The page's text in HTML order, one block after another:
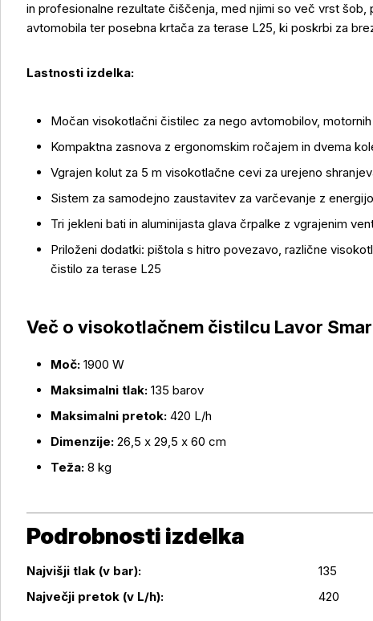
in profesionalne rezultate čiščenja, med njimi so več vrst šob,
avtomobila ter posebna krtača za terase L25, ki poskrbi za
Lastnosti izdelka:
Močan visokotlačni čistilec za nego avtomobilov,
Kompaktna zasnova z ergonomskim ročajem in dvema
Vgrajen kolut za 5 m visokotlačne cevi za urejeno
Sistem za samodejno zaustavitev za varčevanje z energijo
Tri jekleni bati in aluminijasta glava črpalke z vgrajenim
Priloženi dodatki: pištola s hitro povezavo, različne
čistilo za terase L25
Več o visokotlačnem čistilcu Lavor
Moč: 1900 W
Maksimalni tlak: 135 barov
Maksimalni pretok: 420 L/h
Dimenzije: 26,5 x 29,5 x 60 cm
Teža: 8 kg
Podrobnosti izdelka
Podrobnosti izdelka
Najvišji tlak (v bar):
135
Največji pretok (v L/h):
420